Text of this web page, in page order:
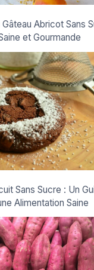
Abricot Sans
et Gourmande
Sans Sucre : Un
Alimentation Saine